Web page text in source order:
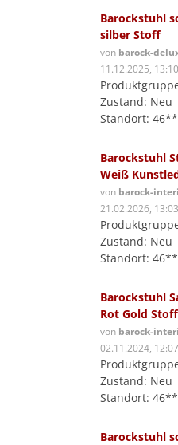
Barockstuhl
silber Stoff
von barock-
11.12.2025,
Zustand: Neu
Standort:
Barockstuhl
Weiß
von barock-
21.02.2026,
Zustand: Neu
Standort:
Barockstuhl
Rot Gold Stoff
von barock-
02.11.2024,
Zustand: Neu
Standort:
Barockstuhl